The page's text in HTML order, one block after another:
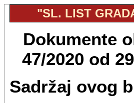
"SL. LIST
Dokumente
47/2020 od
Sadržaj ovog